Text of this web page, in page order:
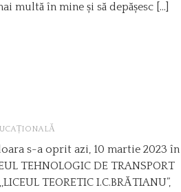
multă în mine și să depășesc […]
s-a oprit azi, 10 martie 2023 în
TEHNOLOGIC DE TRANSPORT
TEORETIC I.C.BRĂTIANU”,